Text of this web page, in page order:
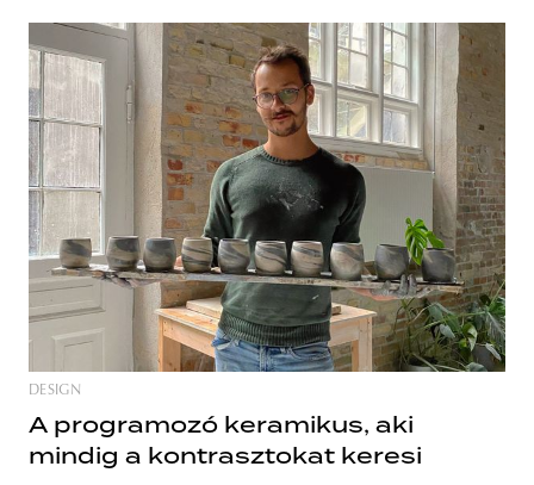
DESIGN
A programozó keramikus, aki
mindig a kontrasztokat keresi